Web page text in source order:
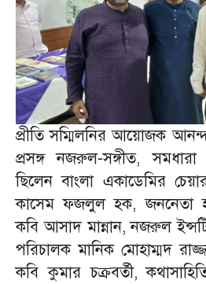
প্রীতি সম্মিলনির আয়োজক
প্রসঙ্গ নজরুল-সঙ্গীত,
ছিলেন বাংলা একাডেমির
কাসেম ফজলুল হক, জননেতা
কবি আসাদ মান্নান, নজরুল
পরিচালক মানিক মোহাম্মদ
কবি কুমার চক্রবর্তী,